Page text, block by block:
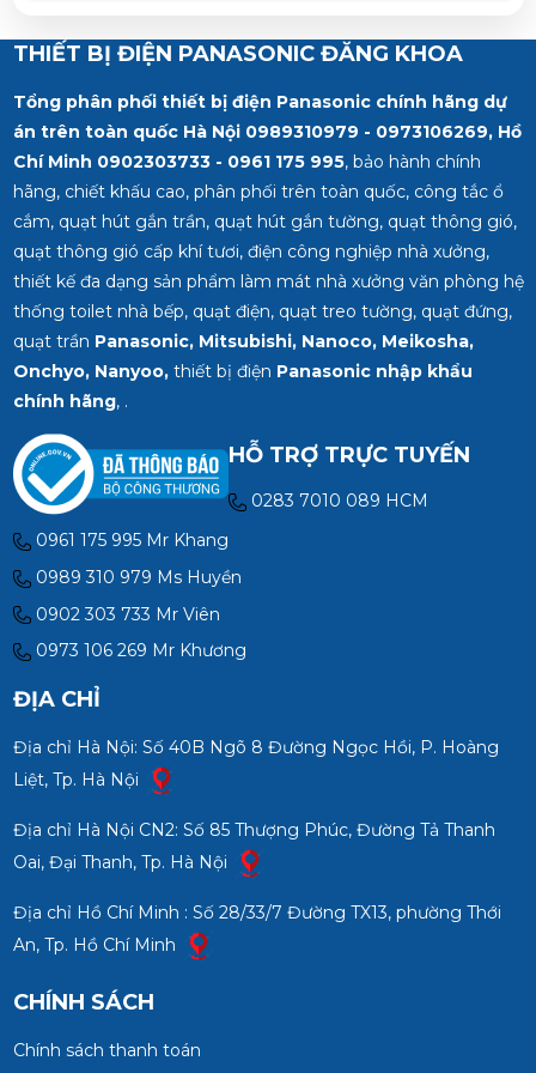
THIẾT BỊ ĐIỆN PANASONIC ĐĂNG KHOA
Tổng phân phối thiết bị điện Panasonic chính hãng dự
án trên toàn quốc Hà Nội 0989310979 - 0973106269, Hồ
Chí Minh 0902303733 - 0961 175 995, bảo hành chính
hãng, chiết khấu cao, phân phối trên toàn quốc, công tắc ổ
cắm, quạt hút gắn trần, quạt hút gắn tường, quạt thông gió,
quạt thông gió cấp khí tươi, điện công nghiệp nhà xưởng,
thiết kế đa dạng sản phẩm làm mát nhà xưởng văn phòng hệ
thống toilet nhà bếp, quạt điện, quạt treo tường, quạt đứng,
quạt trần Panasonic, Mitsubishi, Nanoco, Meikosha,
Onchyo, Nanyoo,thiết bị điện Panasonic nhập khẩu
chính hãng, .
HỖ TRỢ TRỰC TUYẾN
0283 7010 089 HCM
0961 175 995 Mr Khang
0989 310 979 Ms Huyền
0902 303 733 Mr Viên
0973 106 269 Mr Khương
ĐỊA CHỈ
Địa chỉ Hà Nội: Số 40B Ngõ 8 Đường Ngọc Hồi, P. Hoàng
Liệt, Tp. Hà Nội
Địa chỉ Hà Nội CN2: Số 85 Thượng Phúc, Đường Tả Thanh
Oai, Đại Thanh, Tp. Hà Nội
Địa chỉ Hồ Chí Minh : Số 28/33/7 Đường TX13, phường Thới
An, Tp. Hồ Chí Minh
CHÍNH SÁCH
Chính sách thanh toán